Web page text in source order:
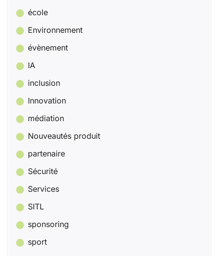
école
Environnement
évènement
IA
inclusion
Innovation
médiation
Nouveautés produit
partenaire
Sécurité
Services
SITL
sponsoring
sport